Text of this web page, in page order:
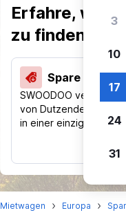
Erfahre,
zu finden.
Spare 40 %
SWOODOO vergleicht
von Dutzenden Reise-
in einer einzigen Suche.
Mietwagen Europa
3
10
17
24
31